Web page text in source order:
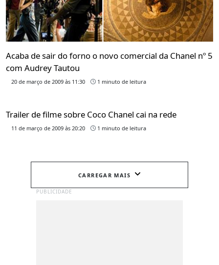
Acaba de sair do forno o novo comercial da Chanel nº 5
com Audrey Tautou
20 de março de 2009 às 11:30 1 minuto de leitura
Trailer de filme sobre Coco Chanel cai na rede
11 de março de 2009 às 20:20 1 minuto de leitura
CARREGAR MAIS
PUBLICIDADE